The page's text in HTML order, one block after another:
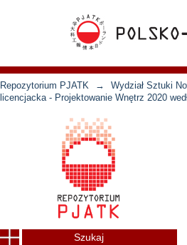
Repozytorium PJATK →
Wydział Sztuki
licencjacka - Projektowanie Wnętrz 2020
Szukaj